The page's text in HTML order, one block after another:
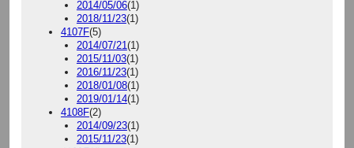
2014/05/06(1)
2018/11/23(1)
4107F(5)
2014/07/21 (1)
2015/11/03(1)
2016/11/23(1)
2018/01/08(1)
2019/01/14(1)
4108F(2)
2014/09/23(1)
2015/11/23(1)